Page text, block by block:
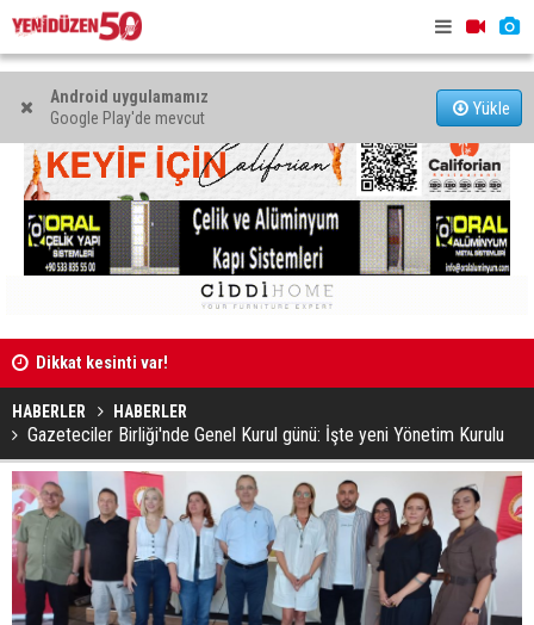
Android uygulamamız
Google Play'de mevcut
Yükle
Dikkat kesinti var!
HABERLER HABERLER
Gazeteciler Birliği'nde Genel Kurul günü: İşte yeni Yönetim Kurulu